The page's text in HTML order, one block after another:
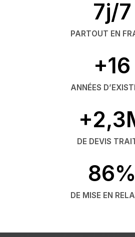
7j/7
PARTOUT EN
+16
ANNÉES
DE DEVIS
86%
DE MISE EN